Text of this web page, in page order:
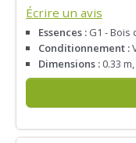
Écrire un avis
Essences : G1 - Bois
Conditionnement :
Dimensions : 0.33